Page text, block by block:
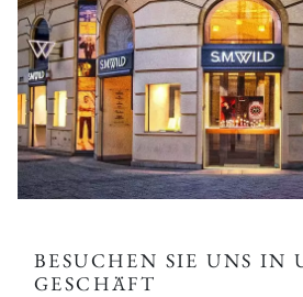
BESUCHEN SIE UNS IN
GESCHÄFT